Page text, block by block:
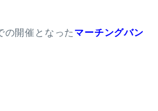
の開催となった マーチングバン